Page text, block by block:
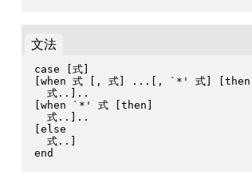
文法
case [式]
[when 式 [, 式] ...[, `*' 式] [then]
  式..]..
[when `*' 式 [then]
  式..]..
[else
  式..]